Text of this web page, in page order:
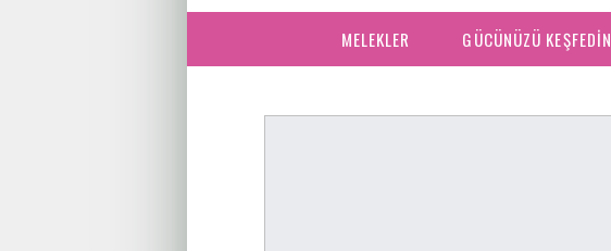
MELEKLER GÜCÜNÜZÜ KEŞFEDIN